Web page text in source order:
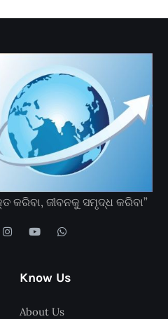
ଜୀବନକୁ ସମୃଦ୍ଧ କରିବା”
Know Us
About Us